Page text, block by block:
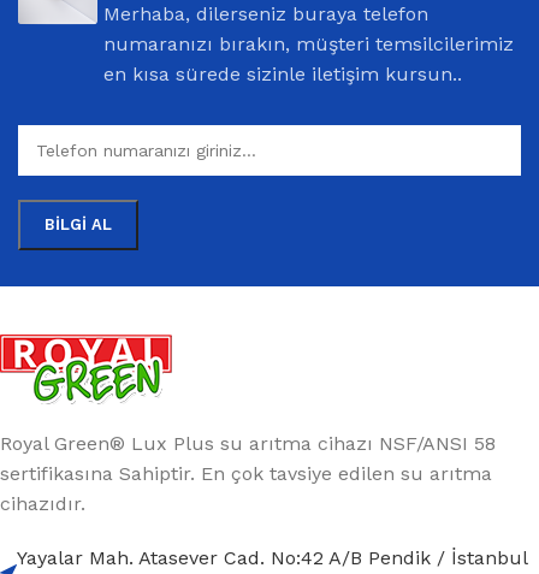
Merhaba, dilerseniz buraya telefon
numaranızı bırakın, müşteri temsilcilerimiz
en kısa sürede sizinle iletişim kursun..
Royal Green® Lux Plus su arıtma cihazı NSF/ANSI 58
sertifikasına Sahiptir. En çok tavsiye edilen su arıtma
cihazıdır.
Yayalar Mah. Atasever Cad. No:42 A/B Pendik / İstanbul